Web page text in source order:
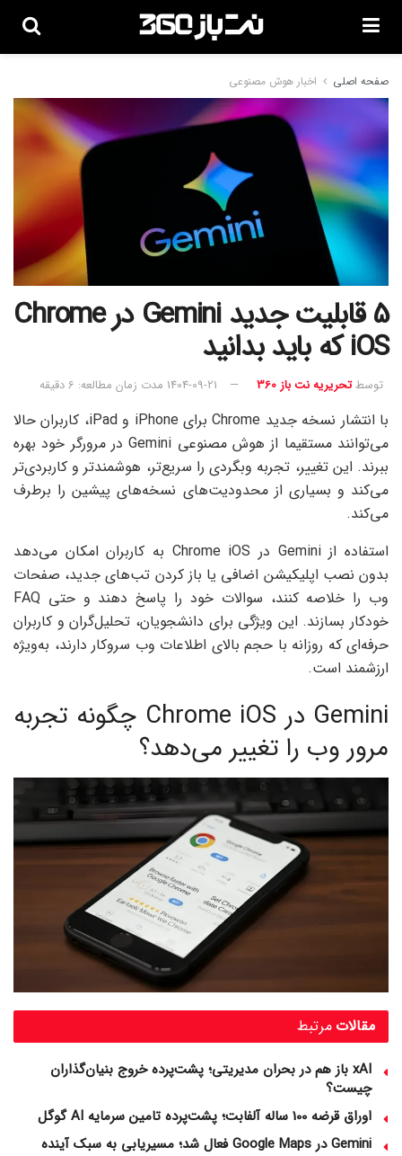
صفحه اصلی اخبار هوش مصنوعی
5 قابلیت جدید Gemini در Chrome
iOS که باید بدانید
توسطتحریریه نت باز 360 1404-09-21 مدت زمان مطالعه: 6 دقیقه
با انتشار نسخه جدید Chrome برای iPhone و iPad، کاربران حالا
می‌توانند مستقیما از هوش مصنوعی Gemini در مرورگر خود بهره
ببرند. این تغییر، تجربه وبگردی را سریع‌تر، هوشمندتر و کاربردی‌تر
می‌کند و بسیاری از محدودیت‌های نسخه‌های پیشین را برطرف
می‌کند.
استفاده از Gemini در Chrome iOS به کاربران امکان می‌دهد
بدون نصب اپلیکیشن اضافی یا باز کردن تب‌های جدید، صفحات
وب را خلاصه کنند، سوالات خود را پاسخ دهند و حتی FAQ
خودکار بسازند. این ویژگی برای دانشجویان، تحلیل‌گران و کاربران
حرفه‌ای که روزانه با حجم بالای اطلاعات وب سروکار دارند، به‌ویژه
ارزشمند است.
Gemini در Chrome iOS چگونه تجربه
مرور وب را تغییر می‌دهد؟
مرتبط مقالات
xAI باز هم در بحران مدیریتی؛ پشت‌پرده خروج بنیان‌گذاران
چیست؟
اوراق قرضه 100 ساله آلفابت؛ پشت‌پرده تامین سرمایه AI گوگل
Gemini در Google Maps فعال شد؛ مسیریابی به سبک آینده